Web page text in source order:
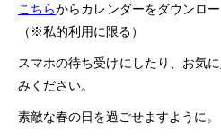
こちらからカレンダーをダウンロ
（※私的利用に限る）
スマホの待ち受けにしたり、お気
みください。
素敵な春の日を過ごせますように。